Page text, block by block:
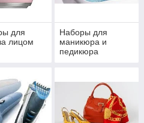
для
лицом
Наборы для
маникюра и
педикюра